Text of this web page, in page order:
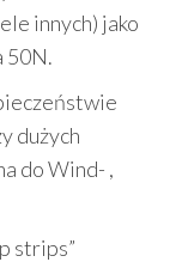
innych) jako
50N.
dużych
do Wind- ,
strips”